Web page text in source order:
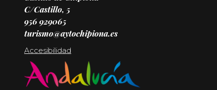
C/Castillo, 5
956 929065
turismo@aytochipiona.es
Accesibilidad